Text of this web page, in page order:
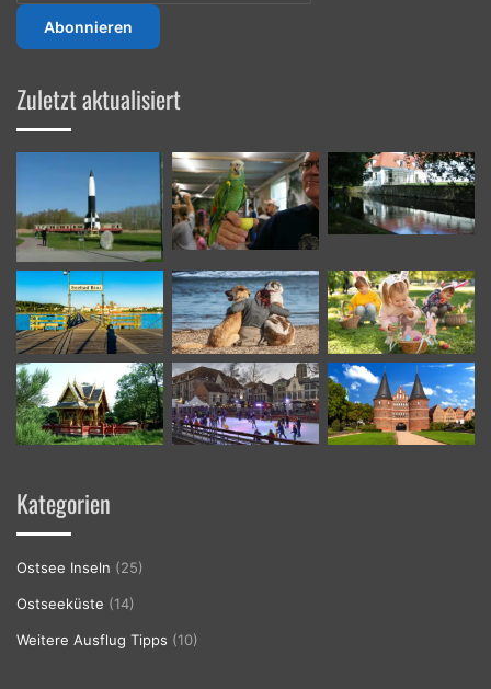
ihre
Zuletzt aktualisiert
Kategorien
Ostsee Inseln (25)
Ostseeküste (14)
Weitere Ausflug Tipps (10)